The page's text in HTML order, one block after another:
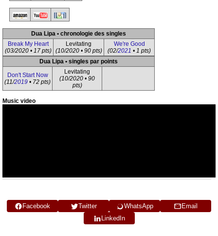
Dua Lipa • chronologie des singles
Break My Heart
(03/2020 • 17 pts)
Levitating
(10/2020 • 90 pts)
We're Good
(02/2021 • 1 pts)
Dua Lipa • singles par points
Don't Start Now
(11/2019 • 72 pts)
Levitating
(10/2020 • 90
pts)
Music video
Facebook Twitter WhatsApp
Email
LinkedIn